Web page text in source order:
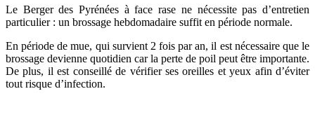
Le Berger des Pyrénées à face rase ne nécessite pas d’entretien
particulier : un brossage hebdomadaire suffit en période normale.
En période de mue, qui survient 2 fois par an, il est nécessaire que le
brossage devienne quotidien car la perte de poil peut être importante.
De plus, il est conseillé de vérifier ses oreilles et yeux afin d’éviter
tout risque d’infection.